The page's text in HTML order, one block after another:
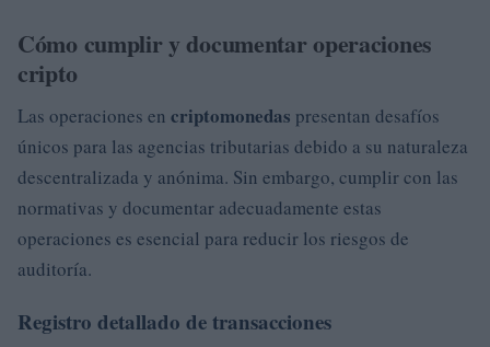
Cómo cumplir y documentar operaciones
cripto
Las operaciones en criptomonedas presentan desafíos
únicos para las agencias tributarias debido a su naturaleza
descentralizada y anónima. Sin embargo, cumplir con las
normativas y documentar adecuadamente estas
operaciones es esencial para reducir los riesgos de
auditoría.
Registro detallado de transacciones